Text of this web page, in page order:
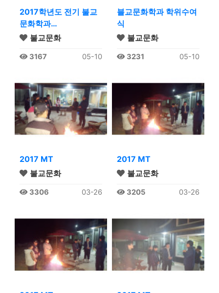
2017학년도 전기 불교
문화학과…
불교문화
3167 05-10
블교문화학과 학위수여
식
불교문화
3231 05-10
2017 MT
불교문화
3306 03-26
2017 MT
불교문화
3205 03-26